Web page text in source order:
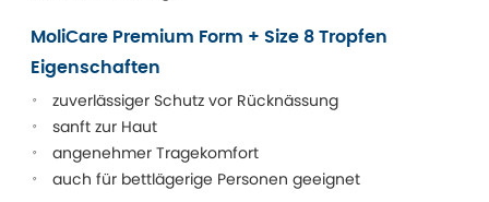
MoliCare Premium Form + Size 8 Tropfen
Eigenschaften
zuverlässiger Schutz vor Rücknässung
sanft zur Haut
angenehmer Tragekomfort
auch für bettlägerige Personen geeignet